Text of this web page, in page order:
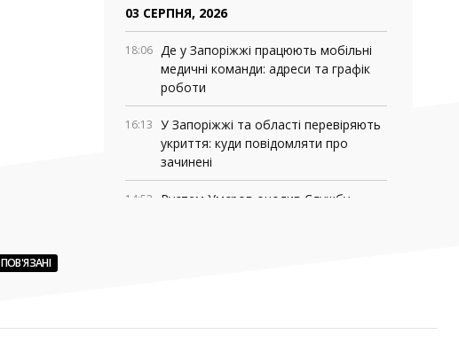
03 СЕРПНЯ, 2026
18:06 Де у Запоріжжі працюють мобільні
медичні команди: адреси та графік
роботи
16:13 У Запоріжжі та області перевіряють
укриття: куди повідомляти про
зачинені
14:52
Рустем Умєров очолив Службу
ПОВ'ЯЗАНІ